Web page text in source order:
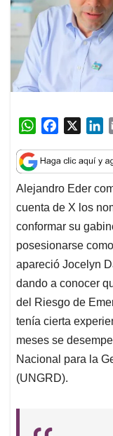
W
a
t
s
A
p
p
c
e
b
o
o
k
n
k
e
d
I
n
Alejandro Eder
cuenta de X los
conformar su
posesionarse
apareció Jocelyn
dando a conocer
del Riesgo de
tenía cierta
meses se
Nacional para la
(UNGRD).